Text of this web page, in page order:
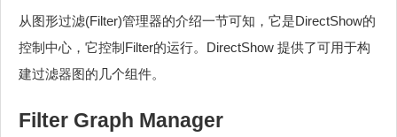
从图形过滤(Filter)管理器的介绍一节可知，它是DirectShow的
控制中心，它控制Filter的运行。DirectShow 提供了可用于构
建过滤器图的几个组件。
Filter Graph Manager